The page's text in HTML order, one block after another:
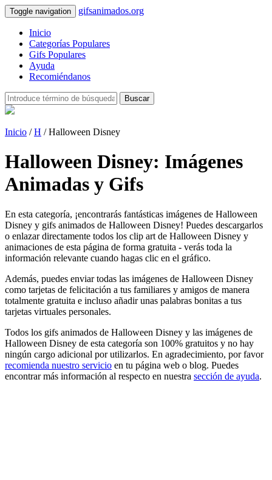
Toggle navigation gifsanimados.org
Inicio
Categorías Populares
Gifs Populares
Ayuda
Recomiéndanos
Buscar
Inicio /H / Halloween Disney
Halloween Disney: Imágenes
Animadas y Gifs
En esta categoría, ¡encontrarás fantásticas imágenes de Halloween
Disney y gifs animados de Halloween Disney! Puedes descargarlos
o enlazar directamente todos los clip art de Halloween Disney y
animaciones de esta página de forma gratuita - verás toda la
información relevante cuando hagas clic en el gráfico.
Además, puedes enviar todas las imágenes de Halloween Disney
como tarjetas de felicitación a tus familiares y amigos de manera
totalmente gratuita e incluso añadir unas palabras bonitas a tus
tarjetas virtuales personales.
Todos los gifs animados de Halloween Disney y las imágenes de
Halloween Disney de esta categoría son 100% gratuitos y no hay
ningún cargo adicional por utilizarlos. En agradecimiento, por favor
recomienda nuestro servicio en tu página web o blog. Puedes
encontrar más información al respecto en nuestra sección de ayuda.